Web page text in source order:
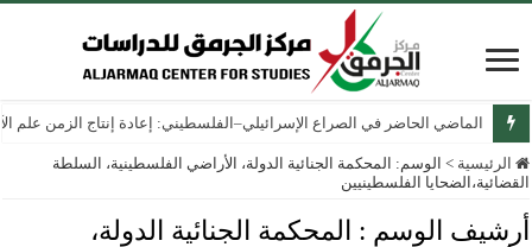
الماضي الحاضر في الصراع الإسرائيلي–الفلسطيني: إعادة إنتاج الزمن علم
الرئيسية > الوسم: المحكمة الجنائية الدولة، الأراضي الفلسطينية، السلطة
القضائية،الضحايا الفلسطينيين
أرشيف الوسم : المحكمة الجنائية الدولة،